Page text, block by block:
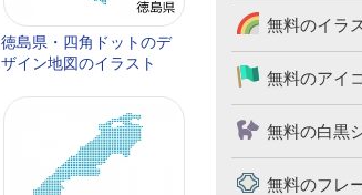
徳島県・四角ドットのデ
ザイン地図のイラスト
無料のイラ
無料のアイ
無料の白黒
無料のフレ